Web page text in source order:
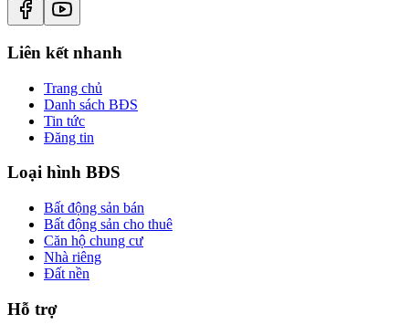
Liên kết nhanh
Trang chủ
Danh sách BĐS
Tin tức
Đăng tin
Loại hình BĐS
Bất động sản bán
Bất động sản cho thuê
Căn hộ chung cư
Nhà riêng
Đất nền
Hỗ trợ